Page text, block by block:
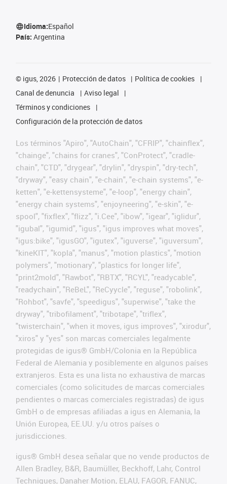
Idioma:Español
País: Argentina
© igus, 2026 Protección de datos
Política de cookies
Canal de denuncia
Aviso legal
Términos y condiciones
Configuración de la protección de datos
Los términos "Apiro", "AutoChain", "CFRIP", "chainflex",
"chainge", "chains for cranes", "ConProtect", "cradle-
chain", "CTD", "drygear", "drylin", "dryspin", "dry-tech",
"dryway", "easy chain", "e-chain", "e-chain systems", "e-
ketten", "e-kettensysteme", "e-loop", "energy chain",
"energy chain systems", "enjoyneering", "e-skin", "e-
spool", "fixflex", "flizz", "i.Cee", "ibow", "igear", "iglidur",
"igubal", "igumid", "igus", "igus improves what moves",
"igus:bike", "igusGO", "igutex", "iguverse", "iguversum",
"kineKIT", "kopla", "manus", "motion plastics", "motion
polymers", "motionary", "plastics for longer life",
"print2mold", "Rawbot", "RBTX", "RCYL", "readycable",
"readychain", "ReBeL", "ReCyycle", "reguse", "robolink",
"Rohbot", "savfe", "speedigus", "superwise", "take the
dryway", "tribofilament", "tribotape", "triflex",
"twisterchain", "when it moves, igus improves", "xirodur",
"xiros" y "yes" son marcas comerciales legalmente
protegidas de igus® GmbH/Colonia en la República
Federal de Alemania y posiblemente en algunos países
extranjeros. Esta es una lista no exhaustiva de marcas
comerciales (como solicitudes de marcas comerciales
pendientes o marcas comerciales registradas) de igus
GmbH o de empresas afiliadas a igus en Alemania, la
Unión Europea, EE.UU. y/u otros países o
jurisdicciones.
igus® GmbH desea señalar que no vende productos de
Allen Bradley, B&R, Baumüller, Beckhoff, Lahr, Control
Techniques, Danaher Motion, ELAU, FAGOR, FANUC,